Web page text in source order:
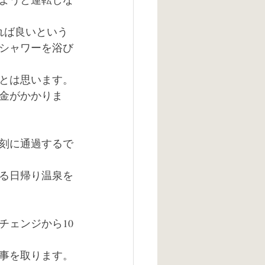
良いという
ャワーを浴び
思います。
がかかりま
に通過するで
日帰り温泉を
ェンジから10
取ります。